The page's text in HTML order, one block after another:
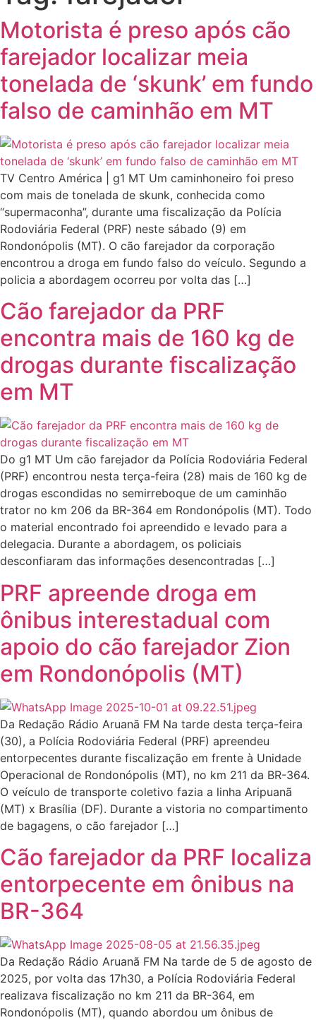
Motorista é preso após cão
farejador localizar meia
tonelada de ‘skunk’ em fundo
falso de caminhão em MT
TV Centro América | g1 MT Um caminhoneiro foi preso
com mais de tonelada de skunk, conhecida como
“supermaconha”, durante uma fiscalização da Polícia
Rodoviária Federal (PRF) neste sábado (9) em
Rondonópolis (MT). O cão farejador da corporação
encontrou a droga em fundo falso do veículo. Segundo a
policia a abordagem ocorreu por volta das […]
Cão farejador da PRF
encontra mais de 160 kg de
drogas durante fiscalização
em MT
Do g1 MT Um cão farejador da Polícia Rodoviária Federal
(PRF) encontrou nesta terça-feira (28) mais de 160 kg de
drogas escondidas no semirreboque de um caminhão
trator no km 206 da BR-364 em Rondonópolis (MT). Todo
o material encontrado foi apreendido e levado para a
delegacia. Durante a abordagem, os policiais
desconfiaram das informações desencontradas […]
PRF apreende droga em
ônibus interestadual com
apoio do cão farejador Zion
em Rondonópolis (MT)
Da Redação Rádio Aruanã FM Na tarde desta terça-feira
(30), a Polícia Rodoviária Federal (PRF) apreendeu
entorpecentes durante fiscalização em frente à Unidade
Operacional de Rondonópolis (MT), no km 211 da BR-364.
O veículo de transporte coletivo fazia a linha Aripuanã
(MT) x Brasília (DF). Durante a vistoria no compartimento
de bagagens, o cão farejador […]
Cão farejador da PRF localiza
entorpecente em ônibus na
BR-364
Da Redação Rádio Aruanã FM Na tarde de 5 de agosto de
2025, por volta das 17h30, a Polícia Rodoviária Federal
realizava fiscalização no km 211 da BR-364, em
Rondonópolis (MT), quando abordou um ônibus de